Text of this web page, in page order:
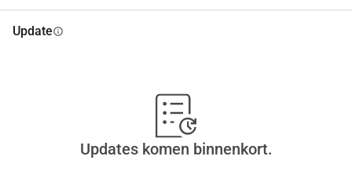
Updateinfo
Updates komen binnenkort.